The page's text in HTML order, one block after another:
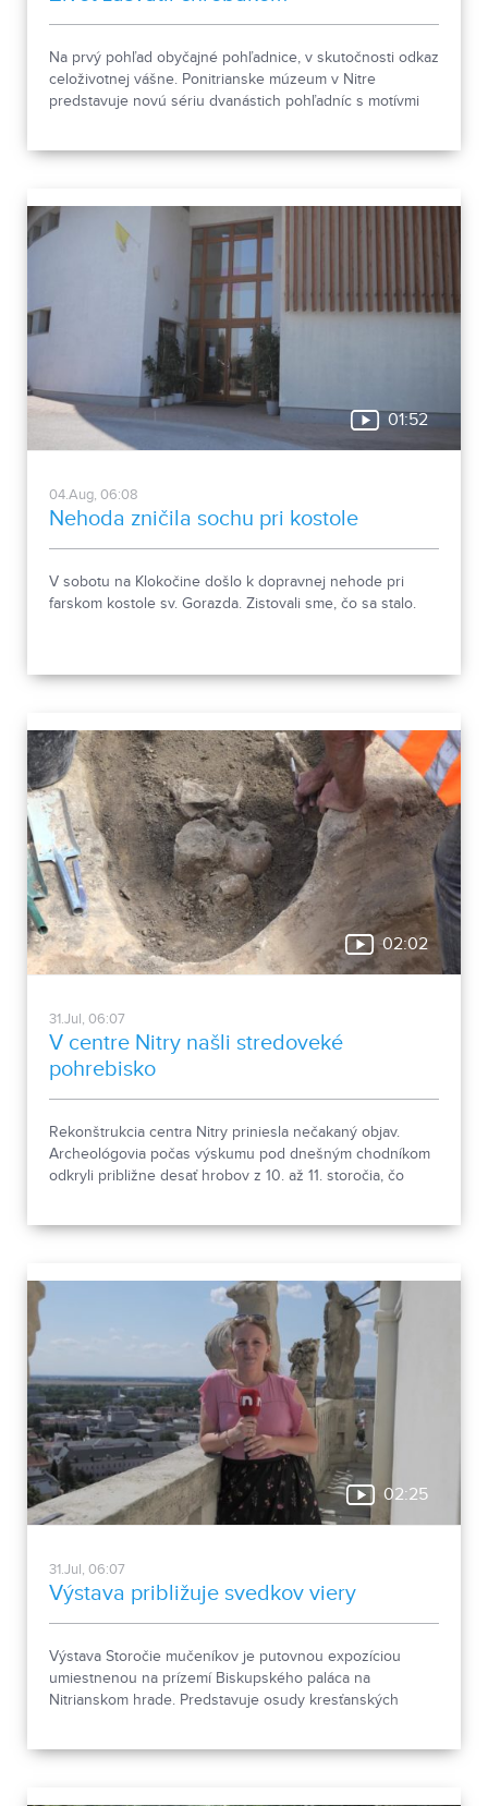
Na prvý pohľad obyčajné pohľadnice, v skutočnosti odkaz
celoživotnej vášne. Ponitrianske múzeum v Nitre
predstavuje novú sériu dvanástich pohľadníc s motívmi
odchode.
01:52
04.Aug, 06:08
Nehoda zničila sochu pri kostole
V sobotu na Klokočine došlo k dopravnej nehode pri
farskom kostole sv. Gorazda. Zistovali sme, čo sa stalo.
02:02
31.Jul, 06:07
V centre Nitry našli stredoveké
pohrebisko
Rekonštrukcia centra Nitry priniesla nečakaný objav.
Archeológovia počas výskumu pod dnešným chodníkom
odkryli približne desať hrobov z 10. až 11. storočia, čo
02:25
31.Jul, 06:07
Výstava približuje svedkov viery
Výstava Storočie mučeníkov je putovnou expozíciou
umiestnenou na prízemí Biskupského paláca na
Nitrianskom hrade. Predstavuje osudy kresťanských